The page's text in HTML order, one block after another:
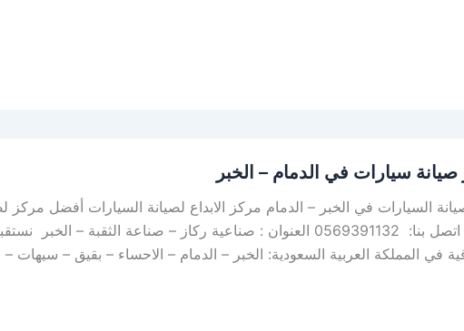
سيارات في الدمام – الخبر
السيارات في الخبر – الدمام مركز الابداع لصيانة السيارات أفضل مركز
خيارك الأفضل اتصل بنا: 0569391132 العنوان : صناعية ركاز – صناعة
في المملكة العربية السعودية: الخبر – الدمام – الاحساء – بقيق –